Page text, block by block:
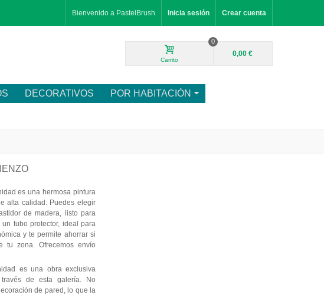
Bienvenido a PastelBrush Inicia sesión Crear cuenta
Carrito
0
0,00 €
DECORATIVOS
POR HABITACIÓN
es una hermosa pintura
alta calidad. Puedes elegir
de madera, listo para
tubo protector, ideal para
y te permite ahorrar si
tu zona. Ofrecemos envío
es una obra exclusiva
de esta galería. No
de pared, lo que la